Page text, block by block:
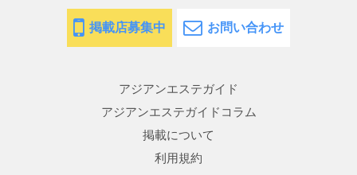
掲載店募集中 お問い合わせ
アジアンエステガイド
アジアンエステガイドコラム
掲載について
利用規約